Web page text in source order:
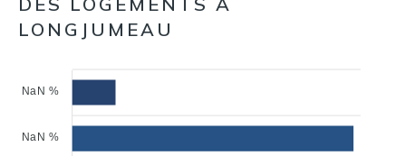
LONGJUMEAU
NaN %
NaN %